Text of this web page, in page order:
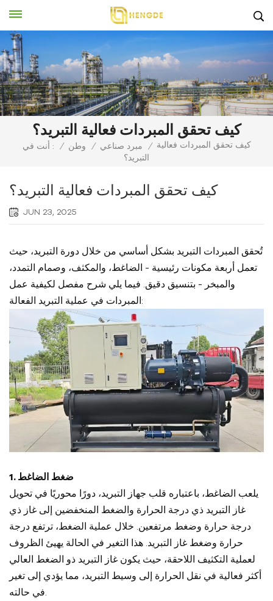
كيف تحقق المبردات فعالية التبريد؟
أنت في : / وطن / مبرد صناعي /
كيف تحقق المبردات فعالية
التبريد؟
كيف تحقق المبردات فعالية التبريد؟
JUN 23, 2025
تُحقق المبردات التبريد بشكل أساسي من خلال دورة التبريد، حيث
تعمل أربعة مكونات رئيسية - الضاغط، والمكثف، وصمام التمدد،
والمبخر - بتنسيق دقيق. فيما يلي شرح مفصل لكيفية عمل
المبردات في عملية التبريد الفعالة:
1. ضغط الضاغط
يلعب الضاغط، باعتباره قلب جهاز التبريد، دورًا محوريًا في تحويل
غاز التبريد ذي درجة الحرارة والضغط المنخفضين إلى غاز ذي
درجة حرارة وضغط مرتفعين. خلال عملية الضغط، ترتفع درجة
حرارة وضغط غاز التبريد. هذا التغير في الحالة يهيئ الظروف
لعملية التكثيف اللاحقة، حيث يكون غاز التبريد ذو الضغط العالي
أكثر فعالية في نقل الحرارة إلى وسيط التبريد، مما يؤدي إلى تغير